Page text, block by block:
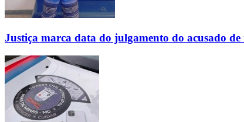
Justiça marca data do julgamento do acusado